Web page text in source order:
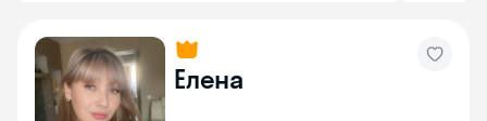
Елена